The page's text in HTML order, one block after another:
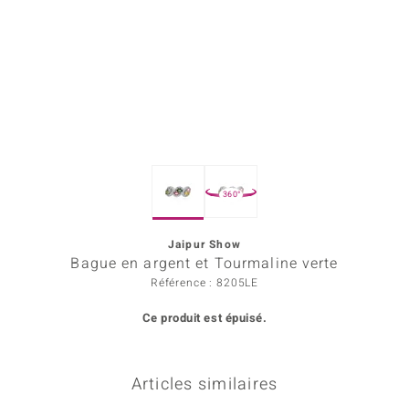
360°
Jaipur Show
Bague en argent et Tourmaline verte
Référence : 8205LE
Ce produit est épuisé.
Articles similaires